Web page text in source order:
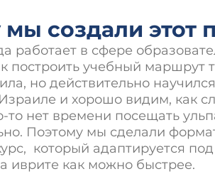
создали этот
работает в сфере
построить учебный маршрут
но действительно
и хорошо видим, как
то нет времени посещать
Поэтому мы сделали
который адаптируется
иврите как можно быстрее.